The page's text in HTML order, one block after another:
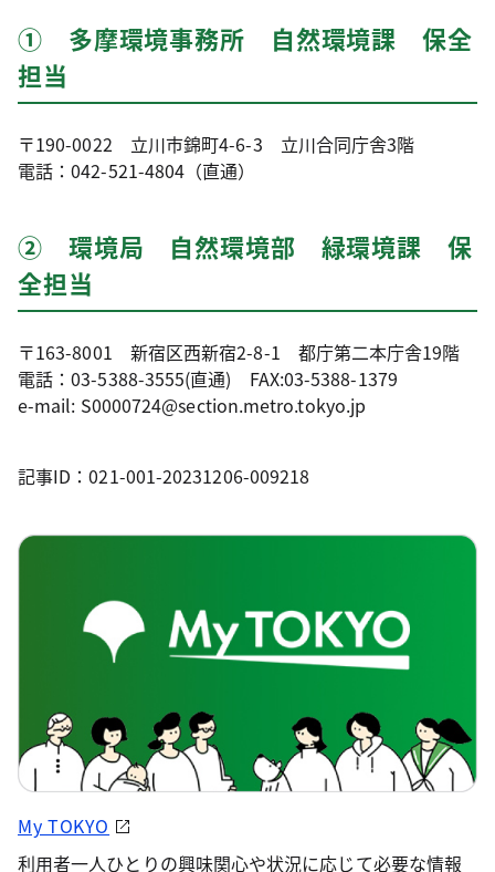
① 多摩環境事務所 自然環境課 保全
担当
〒190-0022 立川市錦町4-6-3 立川合同庁舎3階
電話：042-521-4804（直通）
② 環境局 自然環境部 緑環境課 保
全担当
〒163-8001 新宿区西新宿2-8-1 都庁第二本庁舎19階
電話：03-5388-3555(直通) FAX:03-5388-1379
e-mail: S0000724@section.metro.tokyo.jp
記事ID：021-001-20231206-009218
My TOKYO
利用者一人ひとりの興味関心や状況に応じて必要な情報